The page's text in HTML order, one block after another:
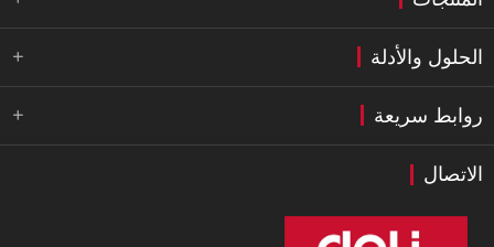
الحلول والأدلة 
روابط سريعة 
الاتصال